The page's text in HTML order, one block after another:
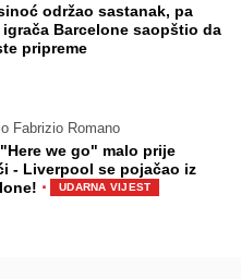
održao sastanak, pa
Barcelone saopštio da
pripreme
Fabrizio Romano
we go" malo prije
- Liverpool se pojačao iz
· UDARNA VIJEST